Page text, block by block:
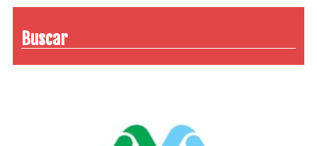
Buscar